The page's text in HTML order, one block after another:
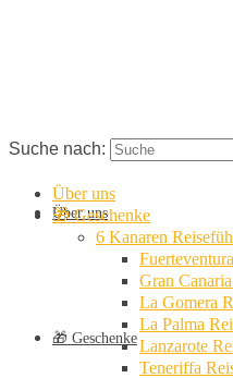
Über uns
🎁 Geschenke
Suche nach:
Über uns
🎁 Geschenke
6 Kanaren
Gran
La Gomera
La Palma
Lanzarote
Teneriffa